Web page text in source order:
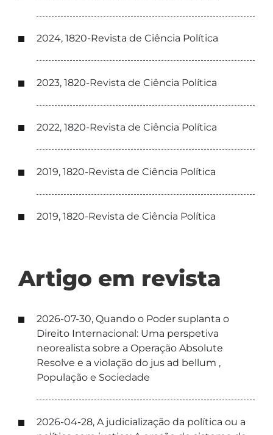
2024, 1820-Revista de Ciência Política
2023, 1820-Revista de Ciência Política
2022, 1820-Revista de Ciência Política
2019, 1820-Revista de Ciência Política
2019, 1820-Revista de Ciência Política
Artigo em revista
2026-07-30, Quando o Poder suplanta o
Direito Internacional: Uma perspetiva
neorealista sobre a Operação Absolute
Resolve e a violação do jus ad bellum ,
População e Sociedade
2026-04-28, A judicialização da política ou a